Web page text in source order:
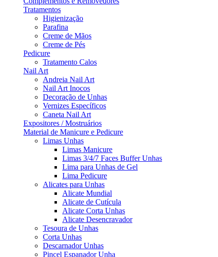
Tratamentos
Higienização
Parafina
Creme de Mãos
Creme de Pés
Pedicure
Tratamento Calos
Nail Art
Andreia Nail Art
Nail Art Inocos
Decoração de Unhas
Vernizes Específicos
Caneta Nail Art
Expositores / Mostruários
Material de Manicure e Pedicure
Limas Unhas
Limas Manicure
Limas 3/4/7 Faces Buffer Unhas
Lima para Unhas de Gel
Lima Pedicure
Alicates para Unhas
Alicate Mundial
Alicate de Cutícula
Alicate Corta Unhas
Alicate Desencravador
Tesoura de Unhas
Corta Unhas
Descarnador Unhas
Pincel Espanador Unha